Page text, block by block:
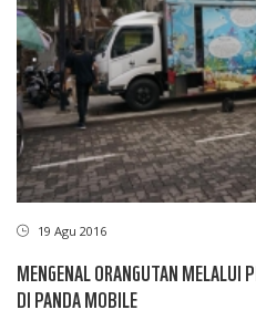
19 Agu 2016
MENGENAL ORANGUTAN MELALUI
DI PANDA MOBILE